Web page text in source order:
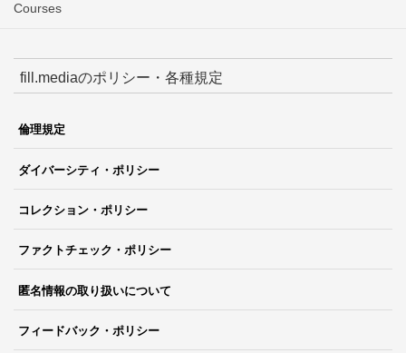
Courses
fill.mediaのポリシー・各種規定
倫理規定
ダイバーシティ・ポリシー
コレクション・ポリシー
ファクトチェック・ポリシー
匿名情報の取り扱いについて
フィードバック・ポリシー